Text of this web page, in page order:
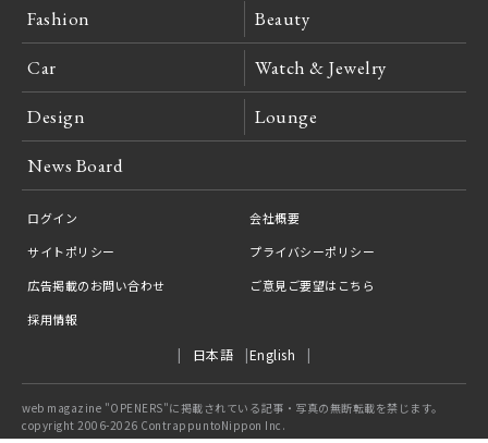
Fashion Beauty
Car Watch & Jewelry
Design Lounge
News Board
ログイン
会社概要
サイトポリシー
プライバシーポリシー
広告掲載のお問い合わせ
ご意見ご要望はこちら
採用情報
日本語 English
web magazine "OPENERS"に掲載されている記事・写真の無断転載を禁じます。
copyright 2006-2026 ContrappuntoNippon Inc.